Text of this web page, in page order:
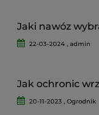
Jaki nawóz
22-03-2024 , admin
Jak ochronic
20-11-2023 , Ogrodnik